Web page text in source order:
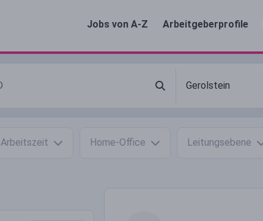
Jobs von A-Z Arbeitgeberprofile
Arbeitszeit Home-Office Leitungsebene